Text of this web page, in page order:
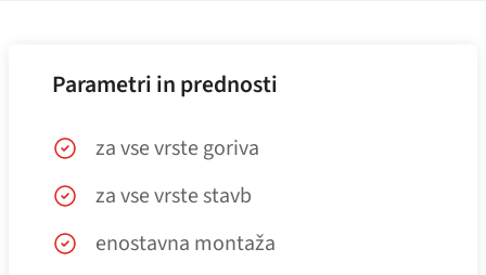
Parametri in prednosti
za vse vrste goriva
za vse vrste stavb
enostavna montaža